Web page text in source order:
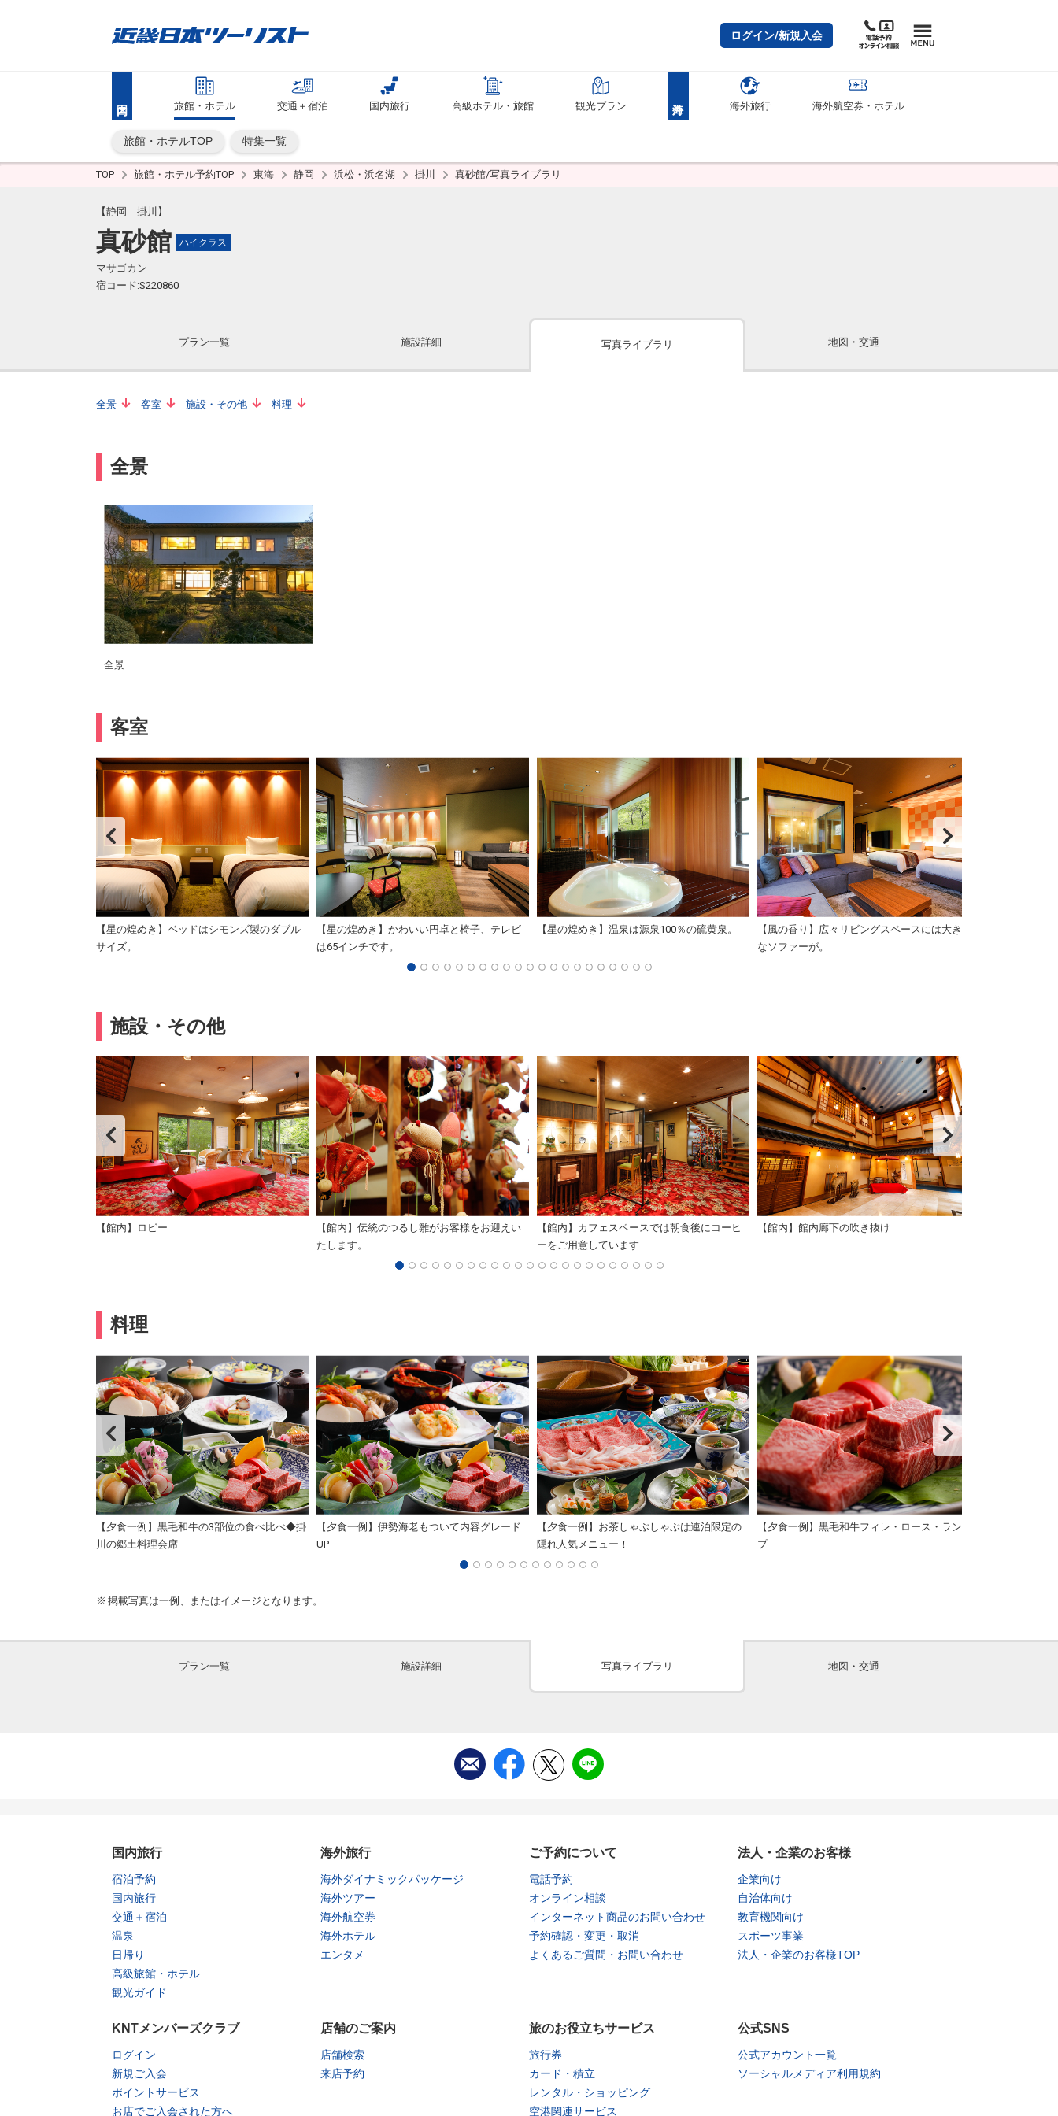
ログイン/新規入会
旅館・ホテル 交通＋宿泊 国内旅行 高級ホテル・旅館 観光プラン 海外旅行 海外航空券・ホテル
旅館・ホテルTOP 特集一覧
TOP 旅館・ホテル予約TOP 東海 静岡 浜松・浜名湖 掛川 真砂館/写真ライブラリ
【静岡 掛川】
真砂館 ハイクラス
マサゴカン
宿コード:S220860
プラン一覧 施設詳細 写真ライブラリ 地図・交通
全景 客室 施設・その他 料理
全景
全景
客室
【星の煌めき】ベッドはシモンズ製のダブル
サイズ。
【星の煌めき】かわいい円卓と椅子、テレビ
は65インチです。
【星の煌めき】温泉は源泉100％の硫黄泉。
【風の香り】広々リビングスペースには大き
なソファーが。
施設・その他
【館内】ロビー
【館内】伝統のつるし雛がお客様をお迎えい
たします。
【館内】カフェスペースでは朝食後にコーヒ
ーをご用意しています
【館内】館内廊下の吹き抜け
料理
【夕食一例】黒毛和牛の3部位の食べ比べ◆掛
川の郷土料理会席
【夕食一例】伊勢海老もついて内容グレード
UP
【夕食一例】お茶しゃぶしゃぶは連泊限定の
隠れ人気メニュー！
【夕食一例】黒毛和牛フィレ・ロース・ラン
プ
掲載写真は一例、またはイメージとなります。
プラン一覧 施設詳細 写真ライブラリ 地図・交通
国内旅行
宿泊予約
国内旅行
交通＋宿泊
温泉
日帰り
高級旅館・ホテル
観光ガイド
海外旅行
海外ダイナミックパッケージ
海外ツアー
海外航空券
海外ホテル
エンタメ
ご予約について
電話予約
オンライン相談
インターネット商品のお問い合わせ
予約確認・変更・取消
よくあるご質問・お問い合わせ
法人・企業のお客様
企業向け
自治体向け
教育機関向け
スポーツ事業
法人・企業のお客様TOP
KNTメンバーズクラブ
ログイン
新規ご入会
ポイントサービス
お店でご入会された方へ
店舗のご案内
店舗検索
来店予約
旅のお役立ちサービス
旅行券
カード・積立
レンタル・ショッピング
空港関連サービス
公式SNS
公式アカウント一覧
ソーシャルメディア利用規約